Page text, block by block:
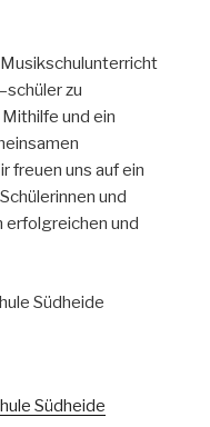
zu
und ein
freuen uns auf ein
und
erfolgreichen und
Südheide
Südheide